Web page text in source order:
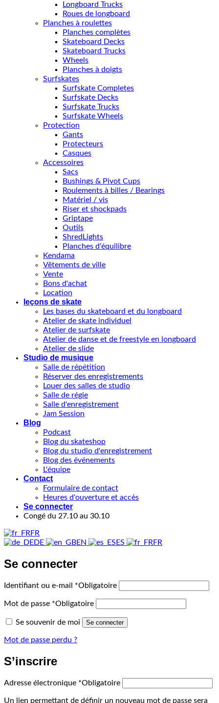
Longboard Trucks
Roues de longboard
Planches à roulettes
Planches complètes
Skateboard Decks
Skateboard Trucks
Wheels
Planches à doigts
Surfskates
Surfskate Completes
Surfskate Decks
Surfskate Trucks
Surfskate Wheels
Protection
Gants
Protecteurs
Casques
Accessoires
Sacs
Bushings & Pivot Cups
Roulements à billes / Bearings
Matériel / vis
Riser et shockpads
Griptape
Outils
ShredLights
Planches d'équilibre
Kendama
Vêtements de ville
Vente
Bons d'achat
Location
leçons de skate
Les bases du skateboard et du longboard
Atelier de skate individuel
Atelier de surfskate
Atelier de danse et de freestyle en longboard
Atelier de slide
Studio de musique
Salle de répétition
Réserver des enregistrements
Louer des salles de studio
Salle de régie
Salle d'enregistrement
Jam Session
Blog
Podcast
Blog du skateshop
Blog du studio d'enregistrement
Blog des événements
L'équipe
Contact
Formulaire de contact
Heures d'ouverture et accès
Se connecter
Congé du 27.10 au 30.10
FR
DE
EN ES FR
Se connecter
Identifiant ou e-mail *Obligatoire
Mot de passe *Obligatoire
Se souvenir de moi Se connecter
Mot de passe perdu ?
S’inscrire
Adresse électronique *Obligatoire
Un lien permettant de définir un nouveau mot de passe sera